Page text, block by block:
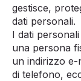
gestisce,
dati personali.
I dati
una persona
un indirizzo
di telefono,